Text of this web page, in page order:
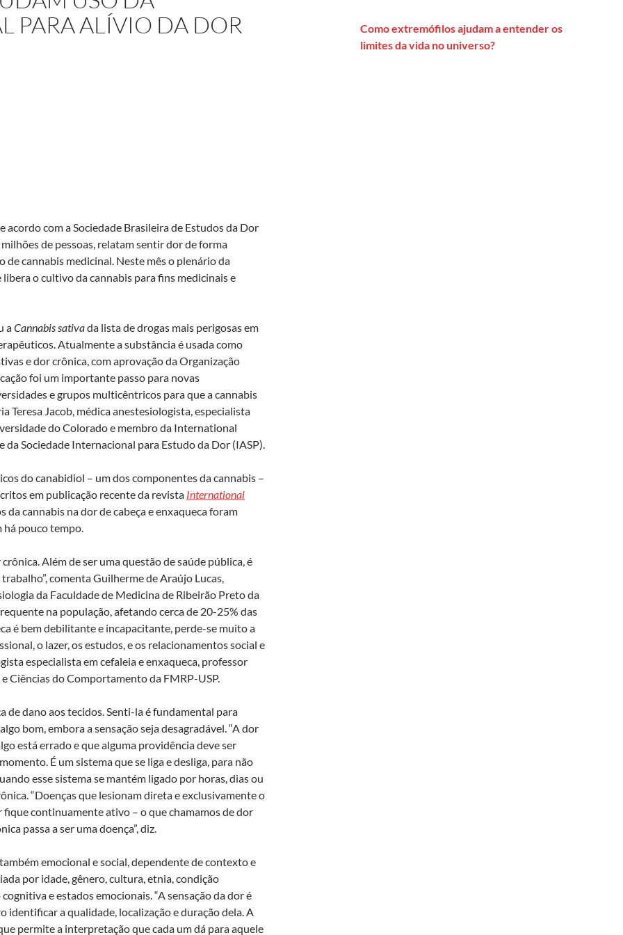
PARA ALÍVIO DA DOR
com a Sociedade Brasileira de Estudos da Dor
de pessoas, relatam sentir dor de forma
cannabis medicinal. Neste mês o plenário da
o cultivo da cannabis para fins medicinais e
aCannabis sativada lista de drogas mais perigosas em
Atualmente a substância é usada como
e dor crônica, com aprovação da Organização
foi um importante passo para novas
e grupos multicêntricos para que a cannabis
Teresa Jacob, médica anestesiologista, especialista
do Colorado e membro da International
Sociedade Internacional para Estudo da Dor (IASP).
do canabidiol – um dos componentes da cannabis –
em publicação recente da revista International
da cannabis na dor de cabeça e enxaqueca foram
pouco tempo.
Além de ser uma questão de saúde pública, é
comenta Guilherme de Araújo Lucas,
da Faculdade de Medicina de Ribeirão Preto da
na população, afetando cerca de 20-25% das
é bem debilitante e incapacitante, perde-se muito a
o lazer, os estudos, e os relacionamentos social e
especialista em cefaleia e enxaqueca, professor
Ciências do Comportamento da FMRP-USP.
de dano aos tecidos. Senti-la é fundamental para
bom, embora a sensação seja desagradável. “A dor
está errado e que alguma providência deve ser
É um sistema que se liga e desliga, para não
esse sistema se mantém ligado por horas, dias ou
“Doenças que lesionam direta e exclusivamente o
continuamente ativo – o que chamamos de dor
passa a ser uma doença”, diz.
emocional e social, dependente de contexto e
por idade, gênero, cultura, etnia, condição
e estados emocionais. “A sensação da dor é
a qualidade, localização e duração dela. A
permite a interpretação que cada um dá para aquele
Como extremófilos ajudam a entender os
limites da vida no universo?